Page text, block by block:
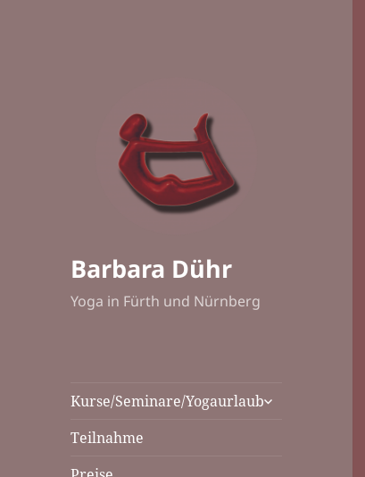
Barbara Dühr
Yoga in Fürth und Nürnberg
Kurse/Seminare/Yogaurlaubuntermenü
Teilnahme